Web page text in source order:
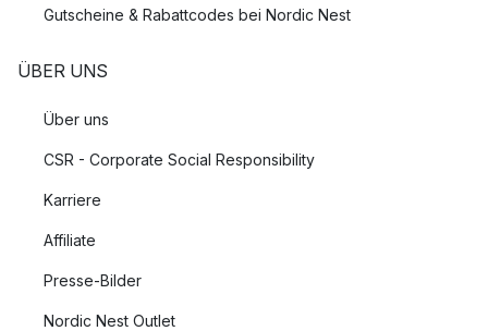
Gutscheine & Rabattcodes bei Nordic Nest
ÜBER UNS
Über uns
CSR - Corporate Social Responsibility
Karriere
Affiliate
Presse-Bilder
Nordic Nest Outlet